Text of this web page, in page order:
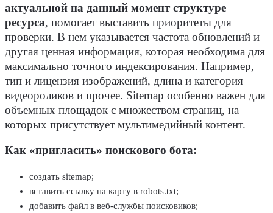
актуальной на данный момент структуре
ресурса, помогает выставить приоритеты для
проверки. В нем указывается частота обновлений и
другая ценная информация, которая необходима для
максимально точного индексирования. Например,
тип и лицензия изображений, длина и категория
видеороликов и прочее. Sitemap особенно важен для
объемных площадок с множеством страниц, на
которых присутствует мультимедийный контент.
Как «пригласить» поискового бота:
создать sitemap;
вставить ссылку на карту в robots.txt;
добавить файл в веб-службы поисковиков;